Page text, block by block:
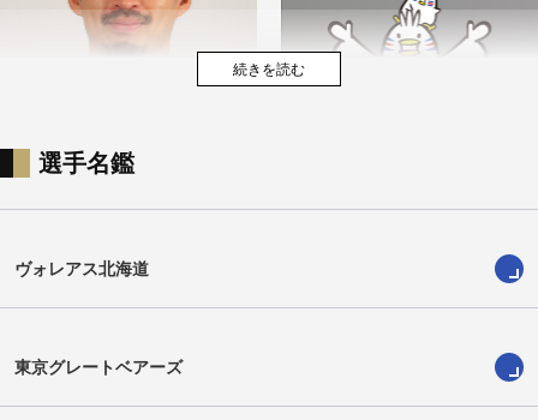
選手名鑑
ヴォレアス北海道
東京グレートベアーズ